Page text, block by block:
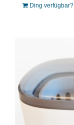
Ding verfügbar?